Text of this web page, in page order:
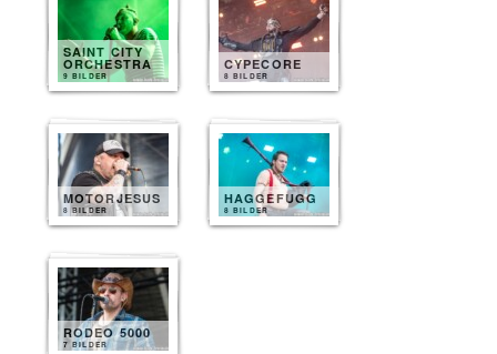
SAINT CITY
ORCHESTRA
9 BILDER
CYPECORE
8 BILDER
MOTORJESUS
8 BILDER
HAGGEFUGG
8 BILDER
RODEO 5000
7 BILDER